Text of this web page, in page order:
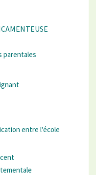
parentales
entre l'école